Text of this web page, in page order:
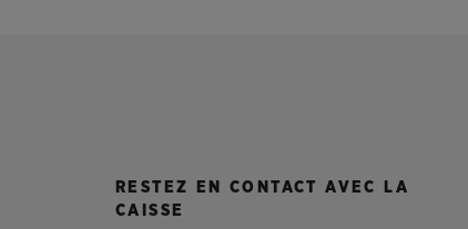
RESTEZ EN CONTACT AVEC LA
CAISSE